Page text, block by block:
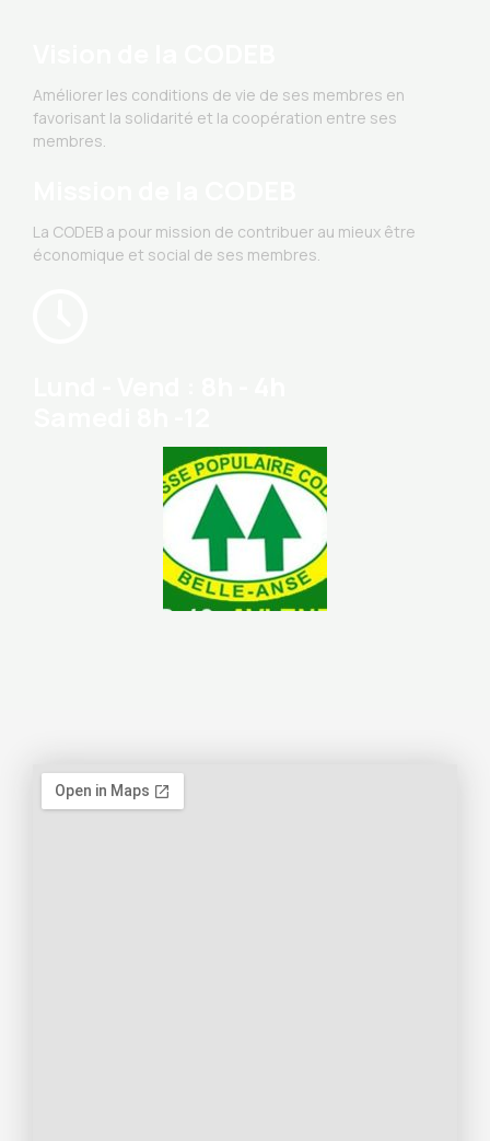
Améliorer les conditions de vie de ses membres en
favorisant la solidarité et la coopération entre ses
membres.
La CODEB a pour mission de contribuer au mieux être
économique et social de ses membres.